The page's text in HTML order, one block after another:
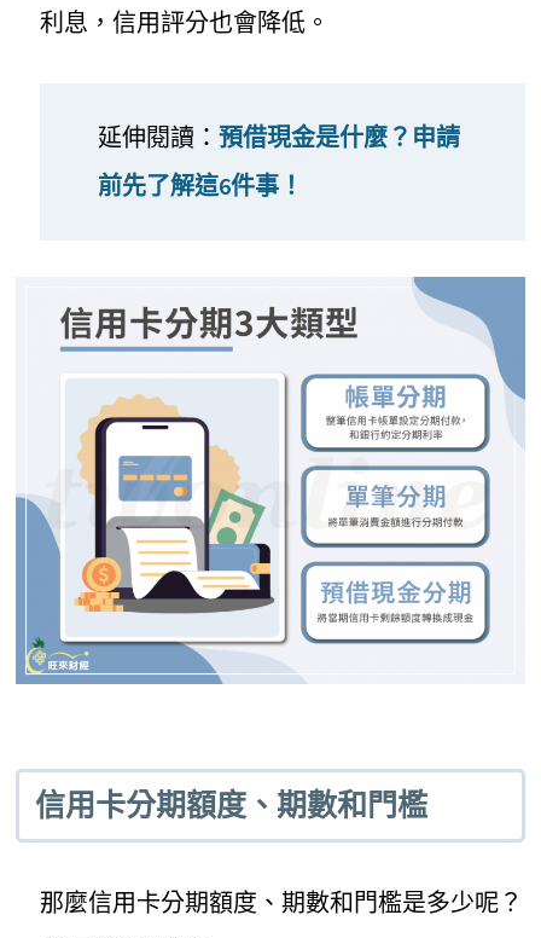
利息，信用評分也會降低。
延伸閱讀： 預借現金是什麼？申請
前先了解這6件事！
信用卡分期額度、期數和門檻
那麼信用卡分期額度、期數和門檻是多少呢？